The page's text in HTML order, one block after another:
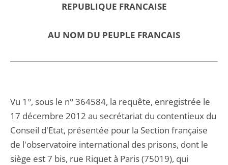
REPUBLIQUE FRANCAISE
AU NOM DU PEUPLE FRANCAIS
Vu 1°, sous le n° 364584, la requête, enregistrée le
17 décembre 2012 au secrétariat du contentieux du
Conseil d'Etat, présentée pour la Section française
de l'observatoire international des prisons, dont le
siège est 7 bis, rue Riquet à Paris (75019), qui